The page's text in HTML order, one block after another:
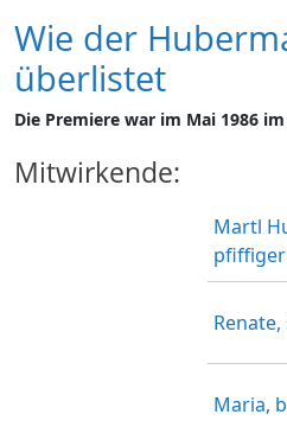
Wie der
überlistet
Die Premiere war im Mai 1986
Mitwirkende:
Martl
Maria,